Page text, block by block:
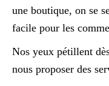
une boutique, on se
facile pour les
Nos yeux pétillent
nous proposer des